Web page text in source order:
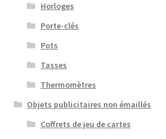
Horloges
Porte-clés
Pots
Tasses
Thermomètres
Objets publicitaires non émaillés
Coffrets de jeu de cartes